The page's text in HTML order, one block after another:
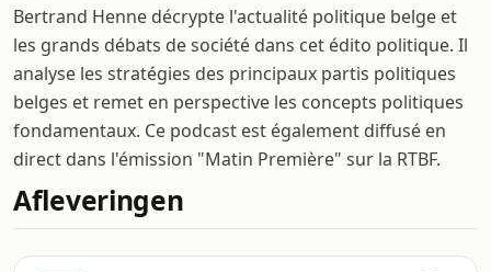
Bertrand Henne décrypte l'actualité politique belge et
les grands débats de société dans cet édito politique. Il
analyse les stratégies des principaux partis politiques
belges et remet en perspective les concepts politiques
fondamentaux. Ce podcast est également diffusé en
direct dans l'émission "Matin Première" sur la RTBF.
Afleveringen